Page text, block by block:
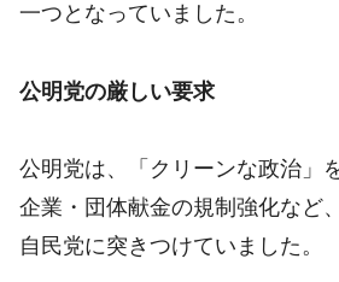
一つとなっていました。
公明党の厳しい要求
公明党は、「クリーンな政治」
企業・団体献金の規制強化など
自民党に突きつけていました。